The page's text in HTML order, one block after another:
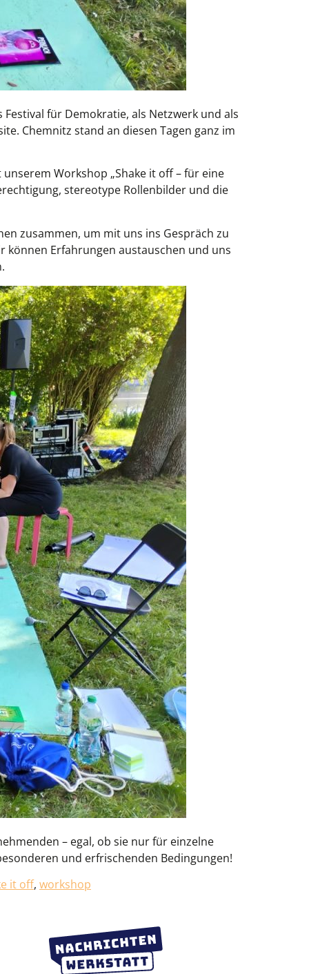
Festival für Demokratie, als Netzwerk und als
Chemnitz stand an diesen Tagen ganz im
Workshop „Shake it off – für eine
stereotype Rollenbilder und die
zusammen, um mit uns ins Gespräch zu
Erfahrungen austauschen und uns
– egal, ob sie nur für einzelne
und erfrischenden Bedingungen!
it off, workshop